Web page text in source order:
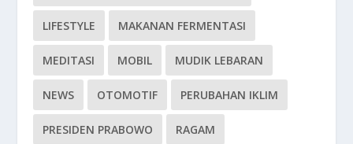
LIFESTYLE MAKANAN FERMENTASI
MEDITASI MOBIL MUDIK LEBARAN
NEWS OTOMOTIF PERUBAHAN IKLIM
PRESIDEN PRABOWO RAGAM